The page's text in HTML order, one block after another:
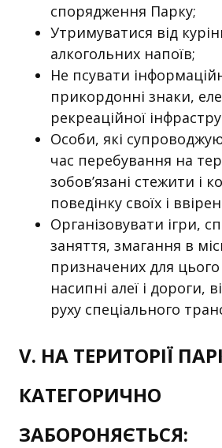
спорядження Парку;
Утримуватися від
алкогольних напоїв;
Не псувати
прикордонні знаки,
рекреаційної
Особи, які
час перебування на
зобов’язані стежити і
поведінку своїх і
Організовувати ігри,
заняття, змагання в
призначених для
насипні алеї і дороги,
руху спеціального
V. НА ТЕРИТОРІЇ
КАТЕГОРИЧНО
ЗАБОРОНЯЄТЬСЯ: